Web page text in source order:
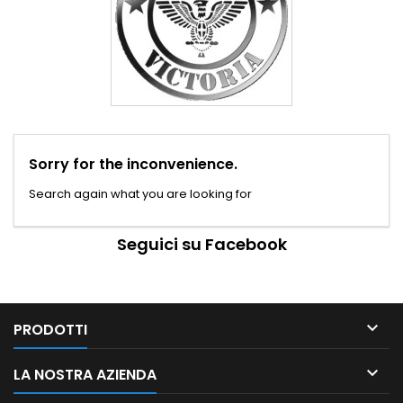
Sorry for the inconvenience.
Search again what you are looking for
Seguici su Facebook
PRODOTTI 
LA NOSTRA AZIENDA 